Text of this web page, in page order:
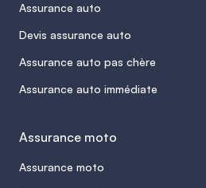
Assurance auto
Devis assurance auto
Assurance auto pas chère
Assurance auto immédiate
Assurance moto
Assurance moto